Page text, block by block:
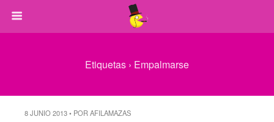
Etiquetas › Empalmarse
8 JUNIO 2013 • POR AFILAMAZAS